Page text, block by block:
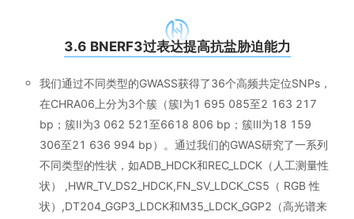
3.6 BNERF3过表达提高抗盐胁迫能力
我们通过不同类型的GWASS获得了36个高频共定位SNPs，
在CHRA06上分为3个簇（簇I为1 695 085至2 163 217
bp；簇II为3 062 521至6618 806 bp；簇Ⅲ为18 159
306至21 636 994 bp）。通过我们的GWAS研究了一系列
不同类型的性状，如ADB_HDCK和REC_LDCK（人工测量性
状） ,HWR_TV_DS2_HDCK,FN_SV_LDCK_CS5（ RGB 性
状）,DT204_GGP3_LDCK和M35_LDCK_GGP2（高光谱来